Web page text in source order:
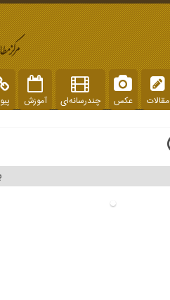
مقالات عکس چندرسانه‌ای آموزش